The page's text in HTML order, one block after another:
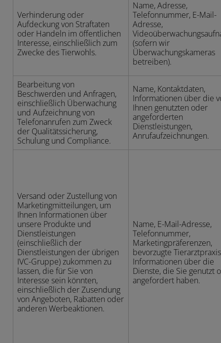
Verhinderung oder
Aufdeckung von Straftaten
oder Handeln im öffentlichen
Interesse, einschließlich zum
Zwecke des Tierwohls.
Name, Adresse,
Telefonnummer, E-Mail-
Adresse,
(sofern wir
Überwachungskameras
betreiben).
Bearbeitung von
Beschwerden und Anfragen,
einschließlich Überwachung
und Aufzeichnung von
Telefonanrufen zum Zweck
der Qualitätssicherung,
Schulung und Compliance.
Name, Kontaktdaten,
Informationen über die
Ihnen genutzten oder
angeforderten
Dienstleistungen,
Anrufaufzeichnungen.
Versand oder Zustellung von
Marketingmitteilungen, um
Ihnen Informationen über
unsere Produkte und
Dienstleistungen
(einschließlich der
Dienstleistungen der übrigen
IVC-Gruppe) zukommen zu
lassen, die für Sie von
Interesse sein könnten,
einschließlich der Zusendung
von Angeboten, Rabatten oder
anderen Werbeaktionen.
Name, E-Mail-Adresse,
Telefonnummer,
Marketingpräferenzen,
bevorzugte
Informationen über die
Dienste, die Sie genutzt
angefordert haben.